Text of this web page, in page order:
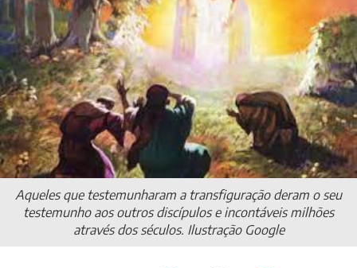
Aqueles que testemunharam a transfiguração deram o seu
testemunho aos outros discípulos e incontáveis milhões
através dos séculos. Ilustração Google